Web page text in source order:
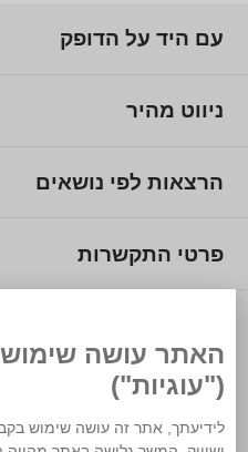
עם היד על הדופק
ניווט מהיר
הרצאות לפי נושאים
פרטי התקשרות
("עוגיות")